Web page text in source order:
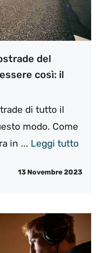
del
così: il
di tutto il
modo. Come
in ... Leggi tutto
13 Novembre 2023